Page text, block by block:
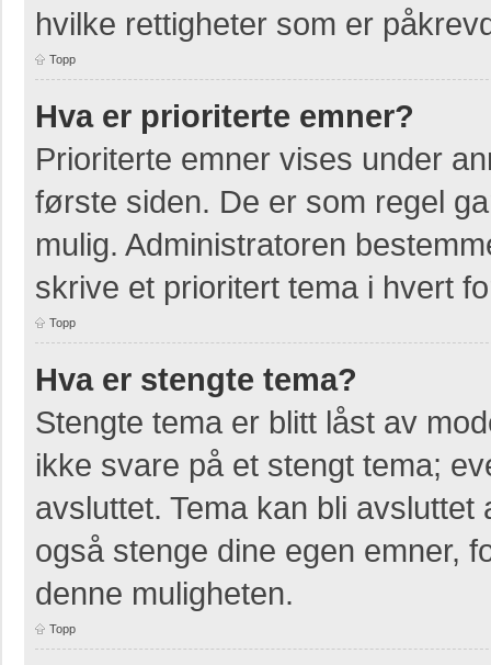
hvilke rettigheter som er
Topp
Hva er prioriterte emner?
Prioriterte emner vises under
første siden. De er som regel
mulig. Administratoren
skrive et prioritert tema i hvert
Topp
Hva er stengte tema?
Stengte tema er blitt låst av
ikke svare på et stengt tema;
avsluttet. Tema kan bli
også stenge dine egen emner,
denne muligheten.
Topp